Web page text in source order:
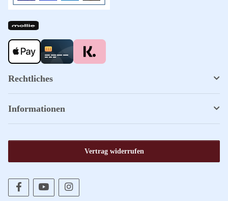
Rechtliches
Informationen
Vertrag widerrufen